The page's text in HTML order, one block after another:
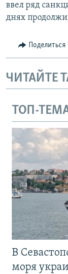
ввел ряд
днях
Поделиться
ЧИТАЙТЕ
ТОП-
В
моря